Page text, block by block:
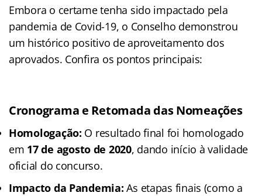
Embora o certame tenha sido impactado pela
pandemia de Covid-19, o Conselho demonstrou
um histórico positivo de aproveitamento dos
aprovados. Confira os pontos principais:
Cronograma e Retomada das Nomeações
Homologação: O resultado final foi homologado
em 17 de agosto de 2020, dando início à validade
oficial do concurso.
Impacto da Pandemia: As etapas finais (como a